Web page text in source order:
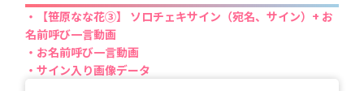
【笹原なな花③】 ソロチェキサイン（宛名、サイン）+ お
名前呼び一言動画
お名前呼び一言動画
サイン入り画像データ